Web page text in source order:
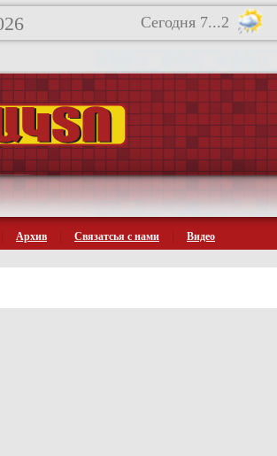
Сегодня 7...2
Архив Связатсья с нами Видео